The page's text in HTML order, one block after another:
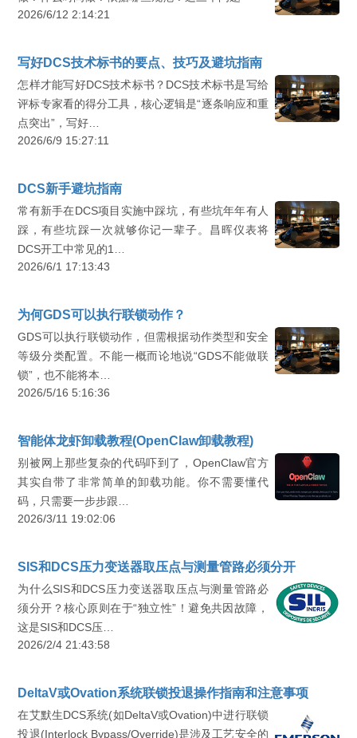
2026/6/12 2:14:21
写好DCS技术标书的要点、技巧及避坑指南
怎样才能写好DCS技术标书？DCS技术标书是写给
评标专家看的得分工具，核心逻辑是“逐条响应和重
点突出”，写好…
2026/6/9 15:27:11
DCS新手避坑指南
常有新手在DCS项目实施中踩坑，有些坑年年有人
踩，有些坑踩一次就够你记一辈子。昌晖仪表将
DCS开工中常见的1…
2026/6/1 17:13:43
为何GDS可以执行联锁动作？
GDS可以执行联锁动作，但需根据动作类型和安全
等级分类配置。不能一概而论地说“GDS不能做联
锁”，也不能将本…
2026/5/16 5:16:36
智能体龙虾卸载教程(OpenClaw卸载教程)
别被网上那些复杂的代码吓到了，OpenClaw官方
其实自带了非常简单的卸载功能。你不需要懂代
码，只需要一步步跟…
2026/3/11 19:02:06
SIS和DCS压力变送器取压点与测量管路必须分开
为什么SIS和DCS压力变送器取压点与测量管路必
须分开？核心原则在于“独立性”！避免共因故障，
这是SIS和DCS压…
2026/2/4 21:43:58
DeltaV或Ovation系统联锁投退操作指南和注意事项
在艾默生DCS系统(如DeltaV或Ovation)中进行联锁
投退(Interlock Bypass/Override)是涉及工艺安全的